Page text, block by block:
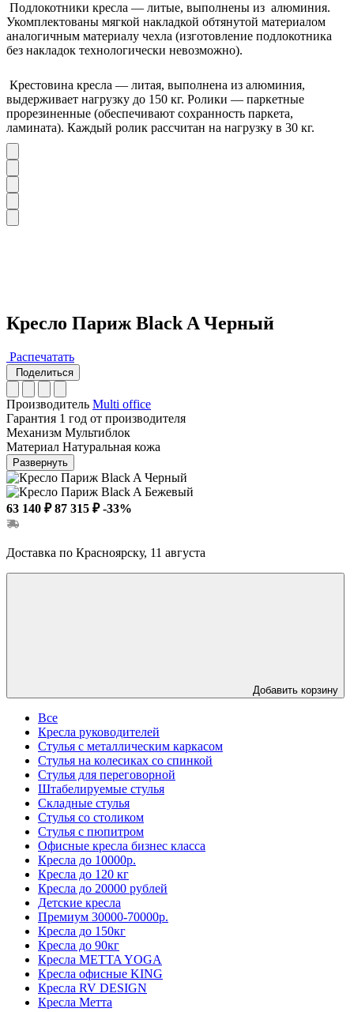
Подлокотники кресла — литые, выполнены из алюминия.
Укомплектованы мягкой накладкой обтянутой материалом
аналогичным материалу чехла (изготовление подлокотника
без накладок технологически невозможно).
Крестовина кресла — литая, выполнена из алюминия,
выдерживает нагрузку до 150 кг. Ролики — паркетные
прорезиненные (обеспечивают сохранность паркета,
ламината). Каждый ролик рассчитан на нагрузку в 30 кг.
Кресло Париж Black A Черный
Распечатать
Поделиться
Производитель Multi office
Гарантия 1 год от производителя
Механизм Мультиблок
Материал Натуральная кожа
Развернуть
63 140 ₽ 87 315 ₽ -33%
Доставка по Красноярску, 11 августа
Добавить корзину
Все
Кресла руководителей
Стулья с металлическим каркасом
Стулья на колесиках со спинкой
Стулья для переговорной
Штабелируемые стулья
Складные стулья
Стулья со столиком
Стулья с пюпитром
Офисные кресла бизнес класса
Кресла до 10000р.
Кресла до 120 кг
Кресла до 20000 рублей
Детские кресла
Премиум 30000-70000р.
Кресла до 150кг
Кресла до 90кг
Кресла METTA YOGA
Кресла офисные KING
Кресла RV DESIGN
Кресла Метта